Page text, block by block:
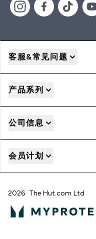
客服&常见问题
产品系列
公司信息
会员计划
2026 The Hut.com Ltd